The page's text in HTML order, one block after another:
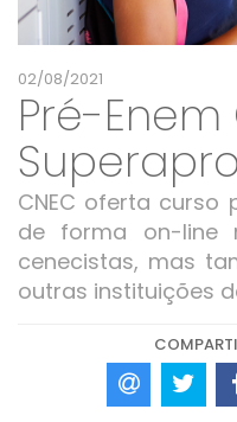
02/08/2021
Pré-
CNEC oferta curso
de forma on-line
cenecistas, mas
outras instituições